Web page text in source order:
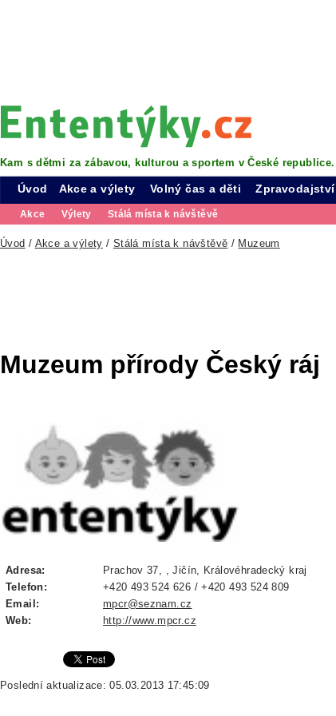
Kam s dětmi za zábavou, kulturou a sportem v České republice.
Úvod Akce a výlety
Akce Výlety Stálá místa k návštěvě
Volný čas a děti Zpravodajství
Úvod / Akce a výlety / Stálá místa k návštěvě / Muzeum
Muzeum přírody Český ráj
Adresa:
Prachov 37, , Jičín, Královéhradecký kraj
Telefon:
+420 493 524 626 / +420 493 524 809
Email:
mpcr@seznam.cz
Web:
http://www.mpcr.cz
Poslední aktualizace: 05.03.2013 17:45:09